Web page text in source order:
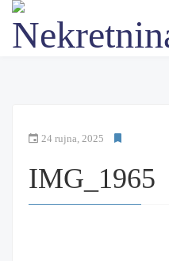
24 rujna, 2025
IMG_1965